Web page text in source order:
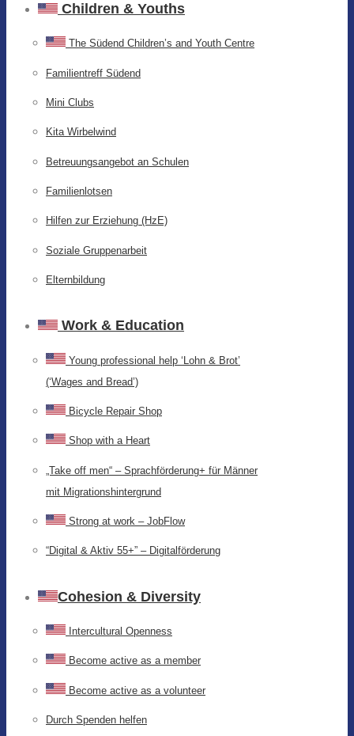
Children & Youths
The Südend Children’s and Youth Centre
Familientreff Südend
Mini Clubs
Kita Wirbelwind
Betreuungsangebot an Schulen
Familienlotsen
Hilfen zur Erziehung (HzE)
Soziale Gruppenarbeit
Elternbildung
Work & Education
Young professional help ‘Lohn & Brot’
(‘Wages and Bread’)
Bicycle Repair Shop
Shop with a Heart
„Take off men“ – Sprachförderung+ für Männer
mit Migrationshintergrund
Strong at work – JobFlow
“Digital & Aktiv 55+” – Digitalförderung
Cohesion & Diversity
Intercultural Openness
Become active as a member
Become active as a volunteer
Durch Spenden helfen